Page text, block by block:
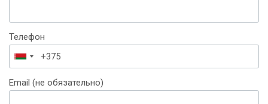
Телефон
Беларусь
+375
Email (не обязательно)